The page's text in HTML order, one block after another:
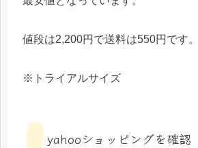
値段は2,200円で送料は550円です。
※トライアルサイズ
yahooショッピングを確認